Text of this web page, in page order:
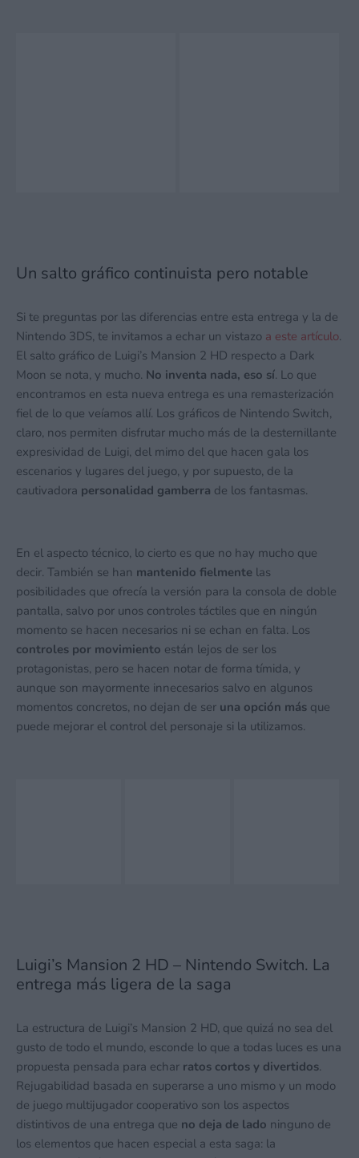
Un salto gráfico continuista pero notable
Si te preguntas por las diferencias entre esta entrega y la de
Nintendo 3DS, te invitamos a echar un vistazo a este artículo.
El salto gráfico de Luigi’s Mansion 2 HD respecto a Dark
Moon se nota, y mucho. No inventa nada, eso sí. Lo que
encontramos en esta nueva entrega es una remasterización
fiel de lo que veíamos allí. Los gráficos de Nintendo Switch,
claro, nos permiten disfrutar mucho más de la desternillante
expresividad de Luigi, del mimo del que hacen gala los
escenarios y lugares del juego, y por supuesto, de la
cautivadora personalidad gamberra de los fantasmas.
En el aspecto técnico, lo cierto es que no hay mucho que
decir. También se han mantenido fielmente las
posibilidades que ofrecía la versión para la consola de doble
pantalla, salvo por unos controles táctiles que en ningún
momento se hacen necesarios ni se echan en falta. Los
controles por movimiento están lejos de ser los
protagonistas, pero se hacen notar de forma tímida, y
aunque son mayormente innecesarios salvo en algunos
momentos concretos, no dejan de ser una opción más que
puede mejorar el control del personaje si la utilizamos.
Luigi’s Mansion 2 HD – Nintendo Switch. La
entrega más ligera de la saga
La estructura de Luigi’s Mansion 2 HD, que quizá no sea del
gusto de todo el mundo, esconde lo que a todas luces es una
propuesta pensada para echar ratos cortos y divertidos.
Rejugabilidad basada en superarse a uno mismo y un modo
de juego multijugador cooperativo son los aspectos
distintivos de una entrega que no deja de lado ninguno de
los elementos que hacen especial a esta saga: la